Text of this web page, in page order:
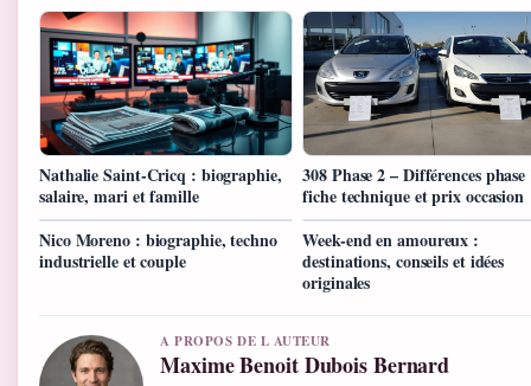
Nathalie Saint-Cricq : biographie,
salaire, mari et famille
308 Phase 2 – Différences phase
fiche technique et prix occasion
Nico Moreno : biographie, techno
industrielle et couple
Week-end en amoureux :
destinations, conseils et idées
originales
A PROPOS DE L AUTEUR
Maxime Benoit Dubois Bernard